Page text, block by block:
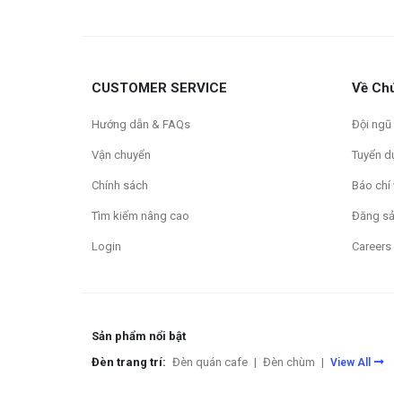
CUSTOMER SERVICE
Hướng dẫn & FAQs
Vận chuyển
Chính sách
Tìm kiếm nâng cao
Login
Về
Đội ngũ
Tuyển
Báo chí
Đăng
Careers
Sản phẩm nổi bật
Đèn trang trí: Đèn quán cafe | Đèn chùm | View All